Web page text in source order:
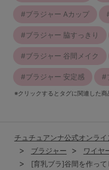
ブラジャー Aカップ
ブラジャー 脇すっきり
ブラジャー 谷間メイク
ブラジャー 安定感
※クリックするとタグに関連した商
チュチュアンナ公式オンライ
ブラジャー
ワイヤ
[育乳ブラ]谷間を作っ